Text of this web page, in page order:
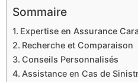
Sommaire
Expertise en Assurance
Recherche et Comparaison
Conseils Personnalisés
Assistance en Cas de